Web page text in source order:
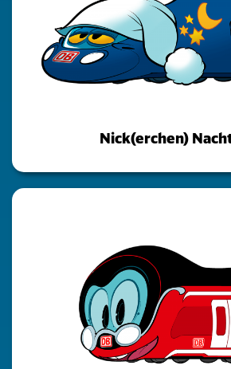
Nick(erchen)